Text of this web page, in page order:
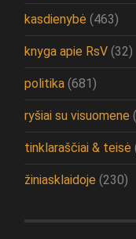
kasdienybė (463)
knyga apie RsV (32)
politika (681)
ryšiai su visuomene
tinklaraščiai & teisė
žiniasklaidoje (230)